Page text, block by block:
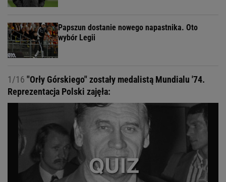
Papszun dostanie nowego napastnika. Oto
wybór Legii
1/16 "Orły Górskiego" zostały medalistą Mundialu '74.
Reprezentacja Polski zajęła: